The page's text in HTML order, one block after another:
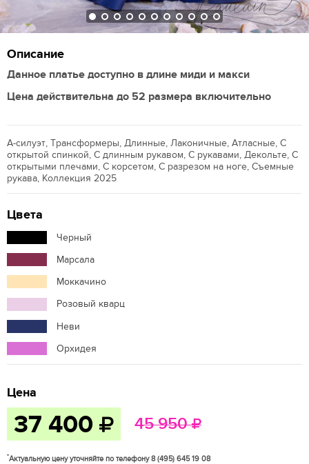
Описание
Данное платье доступно в длине миди и макси
Цена действительна до 52 размера включительно
А-силуэт, Трансформеры, Длинные, Лаконичные, Атласные, С
открытой спинкой, С длинным рукавом, С рукавами, Декольте, С
открытыми плечами, С корсетом, С разрезом на ноге, Съемные
рукава, Коллекция 2025
Цвета
Черный
Марсала
Моккачино
Розовый кварц
Неви
Орхидея
Цена
37 400 45 950
*Актуальную цену уточняйте по телефону 8 (495) 645 19 08